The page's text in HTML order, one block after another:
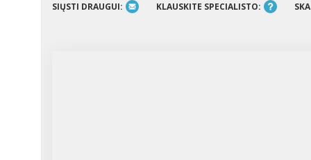
SIŲSTI DRAUGUI: KLAUSKITE SPECIALISTO: